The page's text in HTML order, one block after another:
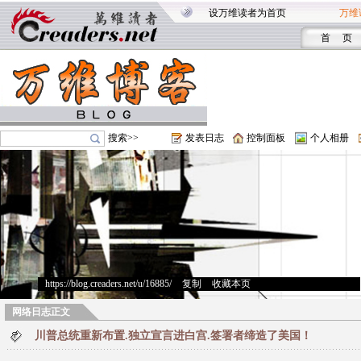
设万维读者为首页 万维
首 页
搜索>> 发表日志 控制面板 个人相册
https://blog.creaders.net/u/16885/> 复制 收藏本页
网络日志正文
川普总统重新布置.独立宣言进白宫.签署者缔造了美国！